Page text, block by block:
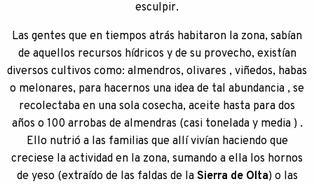
esculpir.
Las gentes que en tiempos atrás habitaron la zona, sabían
de aquellos recursos hídricos y de su provecho, existían
diversos cultivos como: almendros, olivares , viñedos, habas
o melonares, para hacernos una idea de tal abundancia , se
recolectaba en una sola cosecha, aceite hasta para dos
años o 100 arrobas de almendras (casi tonelada y media ) .
Ello nutrió a las familias que allí vivían haciendo que
creciese la actividad en la zona, sumando a ella los hornos
de yeso (extraído de las faldas de la Sierra de Olta) o las